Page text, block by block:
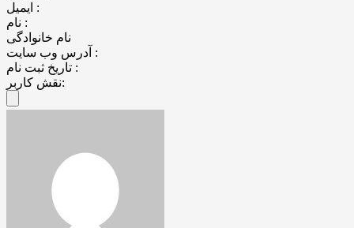
ایمیل :
نام :
نام خانوادگی
آدرس وب سایت :
تاریخ ثبت نام :
نقش کاربر: